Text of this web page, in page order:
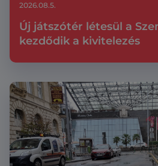
Új játszótér létesül a
kezdődik a kivitelezés
2026.08.5.